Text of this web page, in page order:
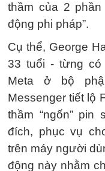
thầm của 2
động phi pháp”.
Cụ thể, George
33 tuổi - từng có
Meta ở bộ
Messenger tiết lộ
thầm “ngốn” pin
đích, phục vụ
trên máy người
động này nhằm